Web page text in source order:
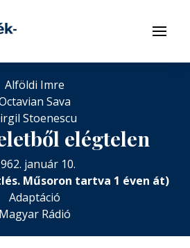
Menü
Alföldi Imre
Sava
Stoenescu
elégtelen
január 10.
Műsoron tartva 1 éven át)
Adaptáció
Magyar Rádió